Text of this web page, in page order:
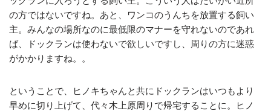
の方ではないですね。あと、ワンコのうんちを放置する飼い
主。みんなの場所なのに最低限のマナーを守れないのであれ
ば、ドックランは使わないで欲しいですし、周りの方に迷惑
がかかりますね。。
ということで、ヒノキちゃんと共にドックランはいつもより
早めに切り上げて、代々木上原周りで帰宅することに。ヒノ